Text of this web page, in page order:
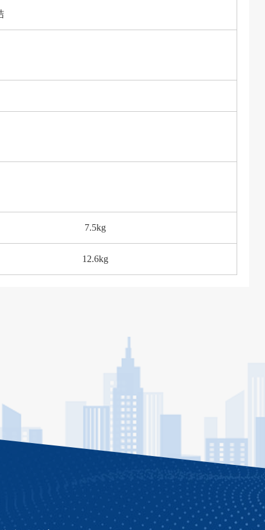
7.5kg
12.6kg